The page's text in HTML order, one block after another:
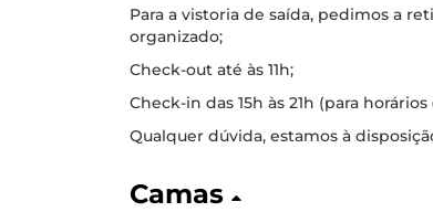
Para a vistoria de saída, pedimos a
organizado;
Check-out até às 11h;
Check-in das 15h às 21h (para
Qualquer dúvida, estamos à
Camas